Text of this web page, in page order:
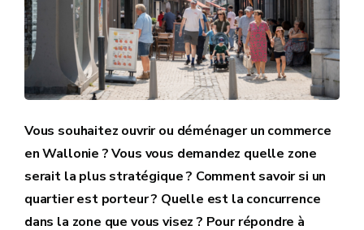
Vous souhaitez ouvrir ou déménager un commerce
en Wallonie ? Vous vous demandez quelle zone
serait la plus stratégique ? Comment savoir si un
quartier est porteur ? Quelle est la concurrence
dans la zone que vous visez ? Pour répondre à